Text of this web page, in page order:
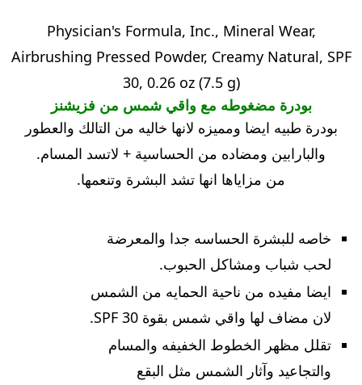
Physician's Formula, Inc., Mineral Wear,
Airbrushing Pressed Powder, Creamy Natural, SPF
30, 0.26 oz (7.5 g)
بودرة مضغوطه مع واقي شمس من فزيشنز
بودرة طبيه ايضا ومميزه لانها خاليه من التالك والعطور
والبارابين ومضاده من الحساسية + لاتسد المسام.
من مزاياها انها تشد البشرة وتنعمها.
خاصه للبشرة الحساسه جدا والمعرضة
لحب شباب ومشاكل الحبوب.
ايضا مفيده من ناحية الحمايه من الشمس
لان مضاف لها واقي شمس بقوة 30 SPF.
تقلل مظهر الخطوط الخفيفه والمسام
والتجاعيد وآثار الشمس مثل البقع